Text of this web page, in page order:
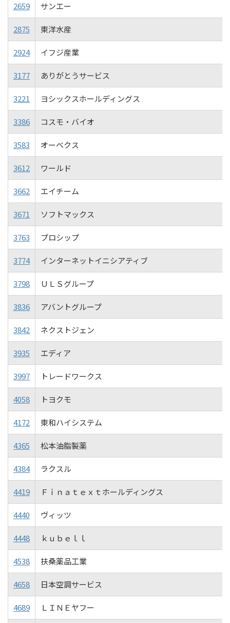
2659 サンエー
2875 東洋水産
2924 イフジ産業
3177 ありがとうサービス
3221 ヨシックスホールディングス
3386 コスモ・バイオ
3583 オーベクス
3612 ワールド
3662 エイチーム
3671 ソフトマックス
3763 プロシップ
3774 インターネットイニシアティブ
3798 ＵＬＳグループ
3836 アバントグループ
3842 ネクストジェン
3935 エディア
3997 トレードワークス
4058 トヨクモ
4172 東和ハイシステム
4365 松本油脂製薬
4384 ラクスル
4419 Ｆｉｎａｔｅｘｔホールディングス
4440 ヴィッツ
4448 ｋｕｂｅｌｌ
4538 扶桑薬品工業
4658 日本空調サービス
4689 ＬＩＮＥヤフー